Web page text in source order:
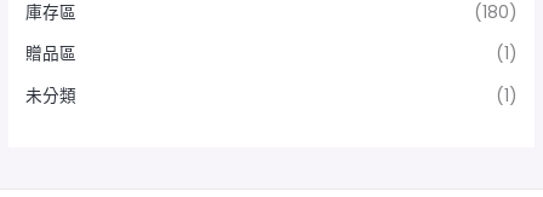
庫存區
(180)
贈品區
(1)
未分類
(1)